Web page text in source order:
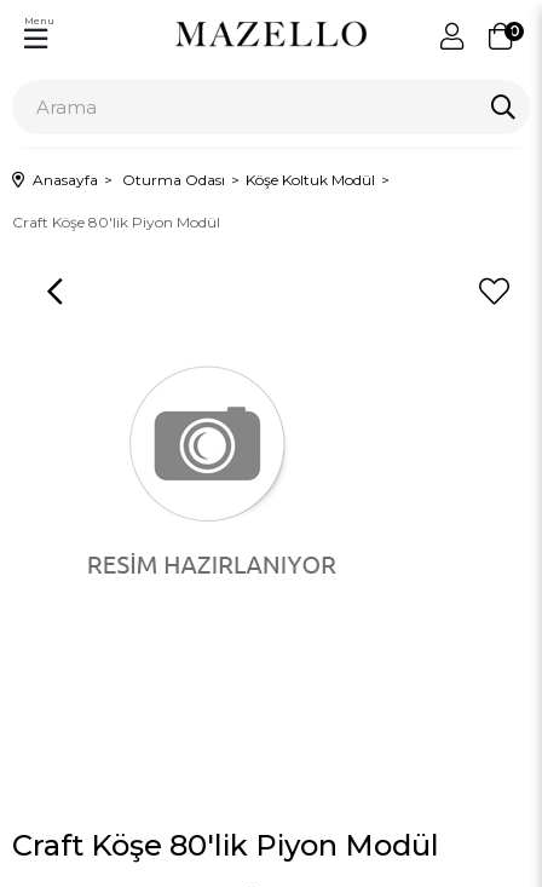
0
Menu
Anasayfa Oturma Odası Köşe Koltuk Modül
Craft Köşe 80'lik Piyon Modül
Craft Köşe 80'lik Piyon Modül